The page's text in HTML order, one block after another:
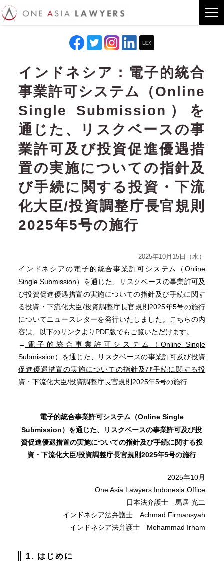
インドネシア：電子的統合
事業許可システム（Online
Single Submission）を
通じた、リスクベースの事
業許可及び投資促進優遇措
置の実施についての指針及
び手続に関する投資・下流
化大臣/投資調整庁長官規則
2025年5号の施行
2025年10月15日（水）
インドネシアの電子的統合事業許可システム（Online
Single Submission）を通じた、リスクベースの事業許可及
び投資促進優遇措置の実施についての指針及び手続に関す
る投資・下流化大臣/投資調整庁長官規則2025年5号の施行
についてニュースレターを発行いたしました。こちらの内
容は、以下のリンクよりPDF版でもご覧いただけます。
→ 電子的統合事業許可システム（Online Single
Submission）を通じた、リスクベースの事業許可及び投資
促進優遇措置の実施についての指針及び手続に関する投
資・下流化大臣/投資調整庁長官規則2025年5号の施行
電子的統合事業許可システム（Online Single
Submission）を通じた、リスクベースの事業許可及び投
資促進優遇措置の実施についての指針及び手続に関する投
資・下流化大臣/投資調整庁長官規則2025年5号の施行
2025年10月
One Asia Lawyers Indonesia Office
日本法弁護士 馬居 光二
インドネシア法弁護士 Achmad Firmansyah
インドネシア法弁護士 Mohammad Irham
1. はじめに